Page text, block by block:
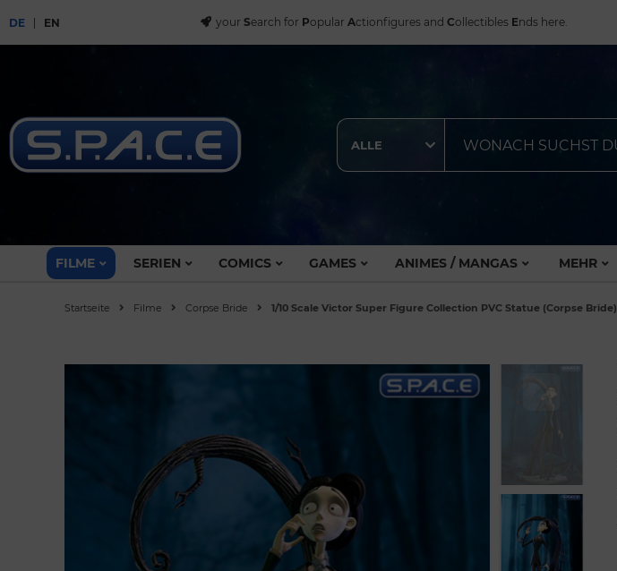
DE EN your Search for Popular Actionfigures and Collectibles Ends here.
ALLE
FILME SERIEN COMICS GAMES ANIMES / MANGAS MEHR
Startseite Filme Corpse Bride 1/10 Scale Victor Super Figure Collection PVC Statue (Corpse Bride)